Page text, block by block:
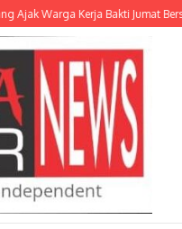
Warga Kerja Bakti Jumat Bersih